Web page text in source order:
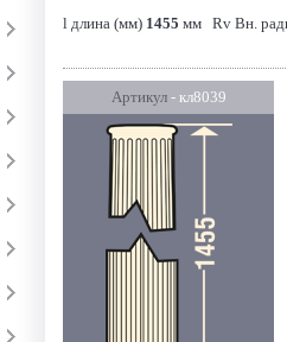
l длина (мм) 1455 мм Rv Вн.
Артикул- кл8039